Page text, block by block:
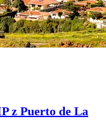
z Puerto de La